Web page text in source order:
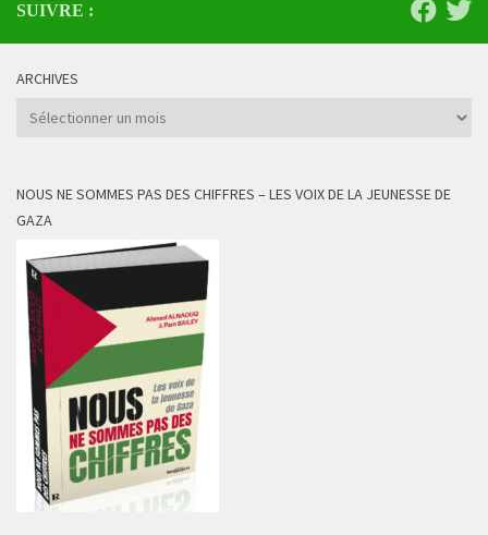
SUIVRE :
ARCHIVES
Archives
NOUS NE SOMMES PAS DES CHIFFRES – LES VOIX DE LA JEUNESSE DE
GAZA